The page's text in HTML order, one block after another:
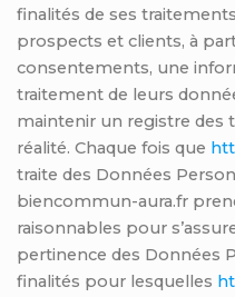
finalités de ses
prospects et clients, à
consentements, une
traitement de leurs
maintenir un registre des
réalité. Chaque fois que
traite des Données
biencommun-aura.fr
raisonnables pour
pertinence des Données
finalités pour lesquelles